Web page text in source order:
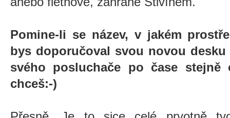
Pomine-li se název, v jakém
bys doporučoval svou novou
svého posluchače po čase stejně
chceš:-)